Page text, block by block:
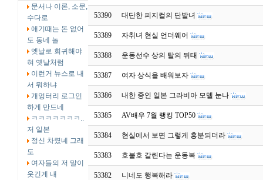
문서나 이론, 소문,
수다로
애기때는 돈 없어
도 동네 놀
옛날로 회귀해야
혀 옛날처럼
이런거 뉴스로 내
서 뭐하냐
개엉터리 로그인
하게 만드네
ㅋㅋㅋㅋㅋㅋㅋ..
저 일본
정신 차렸네 그래
도
여자들의 저 말이
웃긴게 내
53390 대단한 피지컬의 단발녀
53389 자취녀 현실 언더웨어
53388 운동선수 상의 탈의 뒤태
53387 여자 상식을 배워보자
53386 내한 중인 일본 그라비아 모델 눈나
53385 AV배우 7월 랭킹 TOP50
53384 현실에서 보면 그렇게 흥분되더라
53383 호불호 갈린다는 운동복
53382 니네도 행복해라